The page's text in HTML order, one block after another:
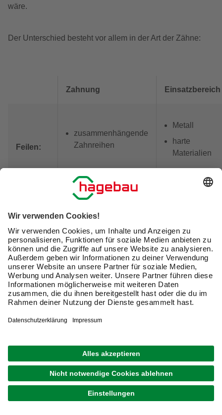
wäre.
Der Unterschied besteht vor allem in der Art der Zähne:
Zahnung Einsatzbereich
Feilen:
zusammenhängende
Zahnreihen
Metall
harte
Materialien
Raspeln:
einzelne
Raspelhiebe
punktuelle Zähne
weiche
Materialien
wie z. B.
Speckstein
oder
Kunststoff
müssen: Welches Material möchten Sie bearbeiten?
Feilen können Sie meist auch für die